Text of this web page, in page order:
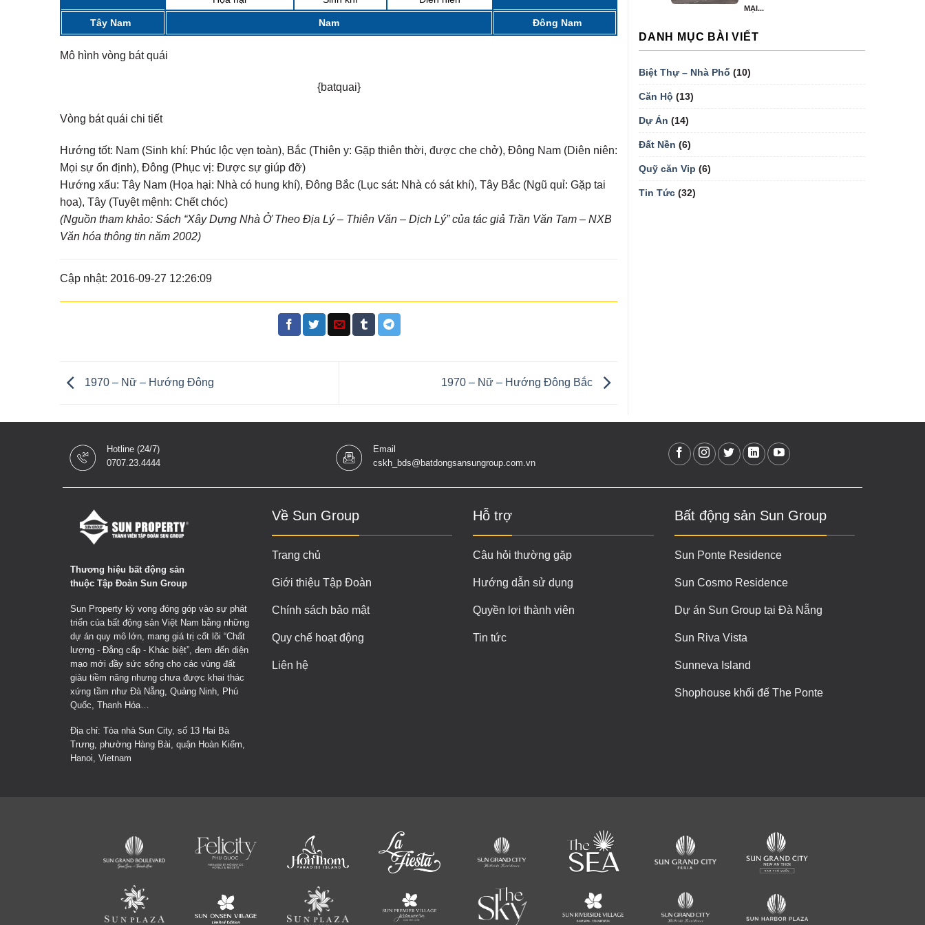
Tây Nam Nam Đông Nam
Mô hình vòng bát quái
{batquai}
Vòng bát quái chi tiết
Hướng tốt: Nam (Sinh khí: Phúc lộc vẹn toàn), Bắc (Thiên y: Gặp thiên thời, được che chở), Đông Nam (Diên niên:
Mọi sự ổn định), Đông (Phục vị: Được sự giúp đỡ)
Hướng xấu: Tây Nam (Họa hại: Nhà có hung khí), Đông Bắc (Lục sát: Nhà có sát khí), Tây Bắc (Ngũ quỉ: Gặp tai
họa), Tây (Tuyệt mệnh: Chết chóc)
(Nguồn tham khảo: Sách “Xây Dựng Nhà Ở Theo Địa Lý – Thiên Văn – Dịch Lý” của tác giả Trần Văn Tam – NXB
Văn hóa thông tin năm 2002)
Cập nhật: 2016-09-27 12:26:09
1970 – Nữ – Hướng Đông 1970 – Nữ – Hướng Đông Bắc
DANH MỤC BÀI VIẾT
Biệt Thự – Nhà Phố (10)
Căn Hộ (13)
Dự Án (14)
Đất Nền (6)
Quỹ căn Vip (6)
Tin Tức (32)
Hotline (24/7)
0707.23.4444
Email
cskh_bds@batdongsansungroup.com.vn
Thương hiệu bất động sản
thuộc Tập Đoàn Sun Group
Sun Property kỳ vọng đóng góp vào sự phát
triển của bất động sản Việt Nam bằng những
dự án quy mô lớn, mang giá trị cốt lõi “Chất
lượng - Đẳng cấp - Khác biệt”, đem đến diện
mạo mới đầy sức sống cho các vùng đất
giàu tiềm năng nhưng chưa được khai thác
xứng tầm như Đà Nẵng, Quảng Ninh, Phú
Quốc, Thanh Hóa…
Địa chỉ: Tòa nhà Sun City, số 13 Hai Bà
Trưng, phường Hàng Bài, quận Hoàn Kiếm,
Hanoi, Vietnam
Về Sun Group
Trang chủ
Giới thiệu Tập Đoàn
Chính sách bảo mật
Quy chế hoạt động
Liên hệ
Hỗ trợ
Câu hỏi thường gặp
Hướng dẫn sử dụng
Quyền lợi thành viên
Tin tức
Bất động sản Sun Group
Sun Ponte Residence
Sun Cosmo Residence
Dự án Sun Group tại Đà Nẵng
Sun Riva Vista
Sunneva Island
Shophouse khối đế The Ponte